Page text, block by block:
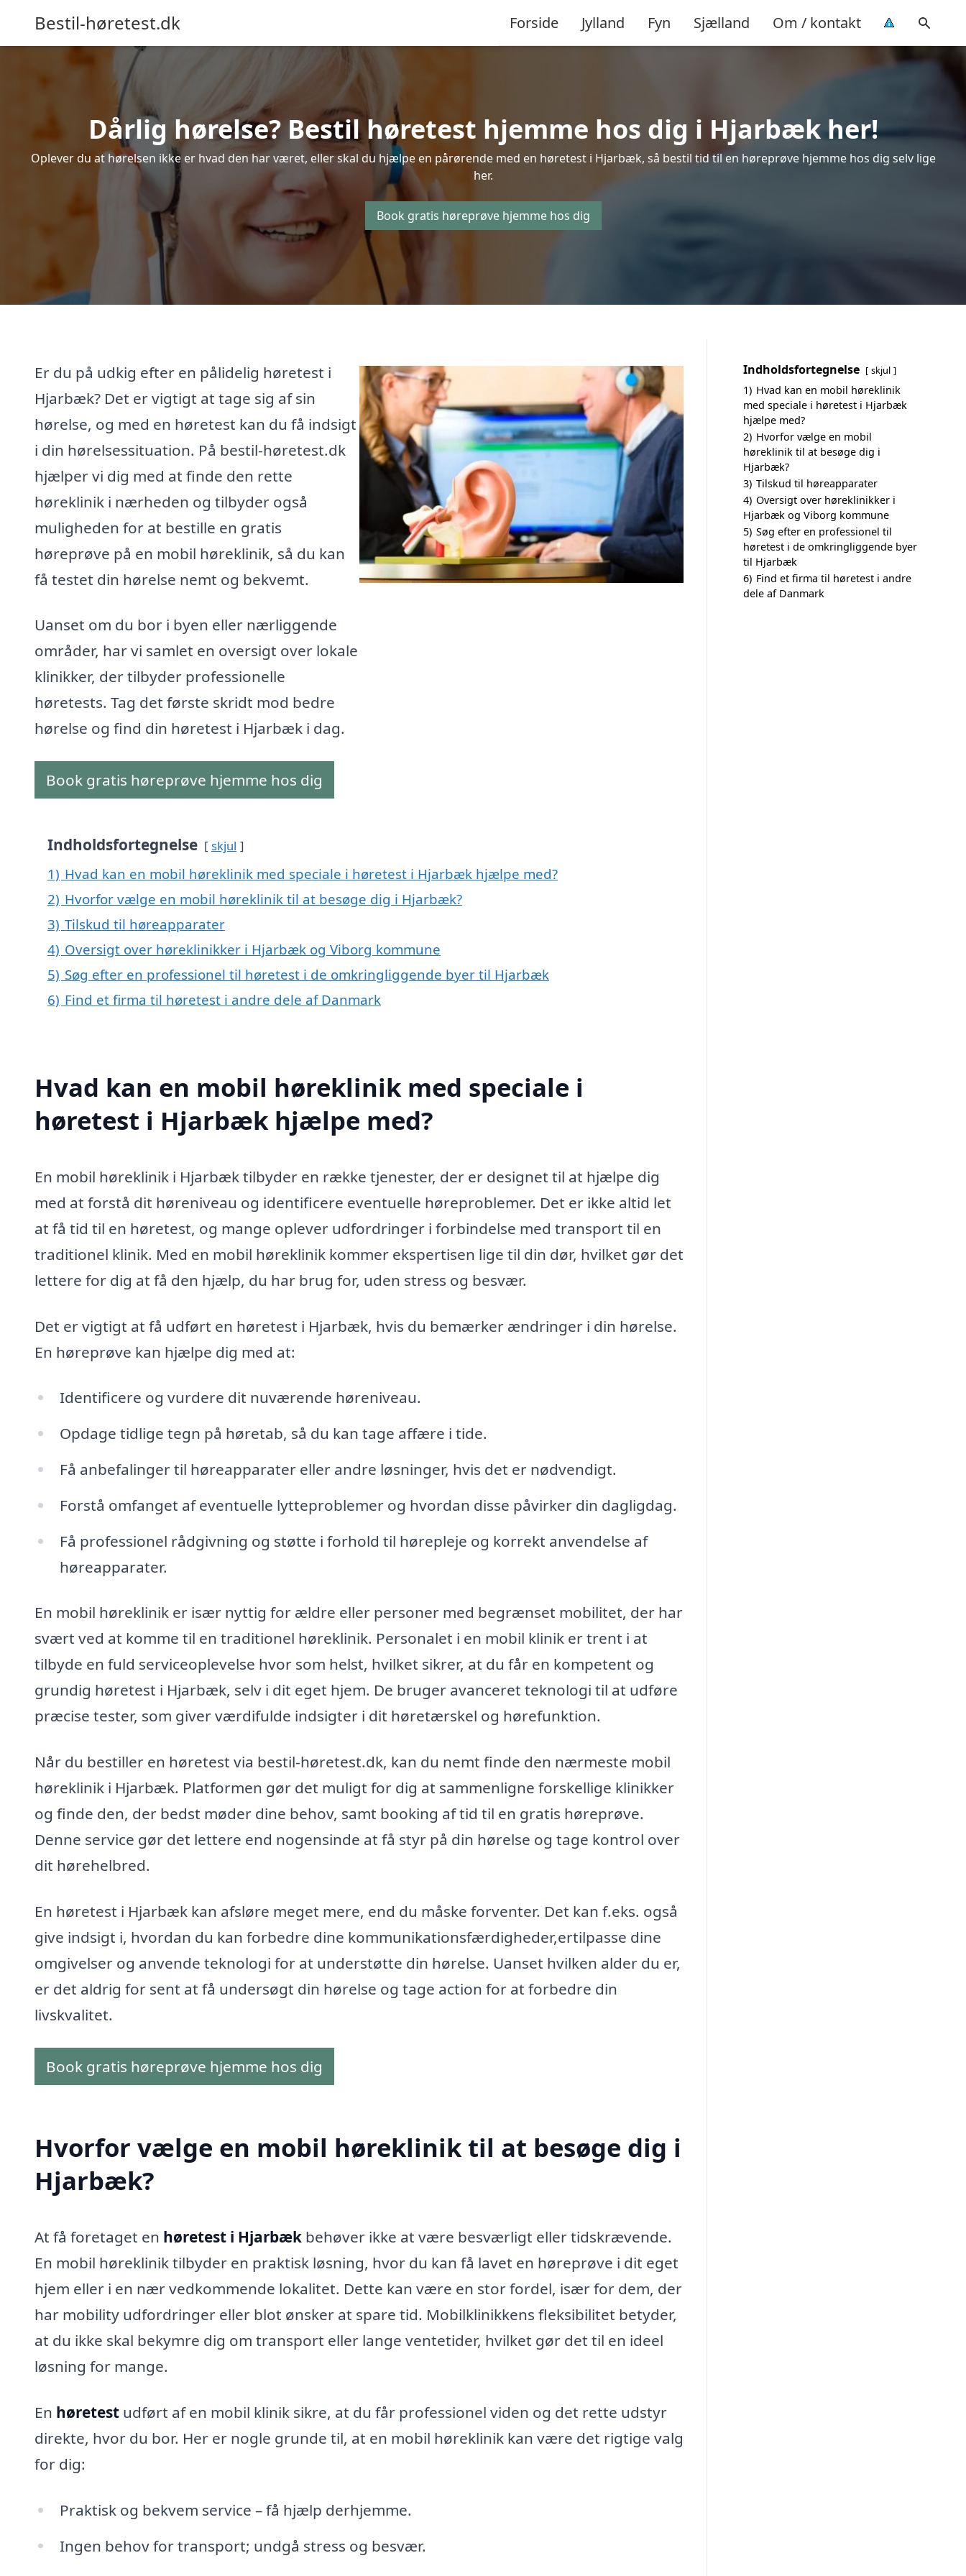
Bestil-høretest.dk Forside Jylland Fyn Sjælland Om / kontakt
Dårlig hørelse? Bestil høretest hjemme hos dig i Hjarbæk her!
Oplever du at hørelsen ikke er hvad den har været, eller skal du hjælpe en pårørende med en høretest i Hjarbæk, så bestil tid til en høreprøve hjemme hos dig selv lige
her.
Book gratis høreprøve hjemme hos dig
Er du på udkig efter en pålidelig høretest i
Hjarbæk? Det er vigtigt at tage sig af sin
hørelse, og med en høretest kan du få indsigt
i din hørelsessituation. På bestil-høretest.dk
hjælper vi dig med at finde den rette
høreklinik i nærheden og tilbyder også
muligheden for at bestille en gratis
høreprøve på en mobil høreklinik, så du kan
få testet din hørelse nemt og bekvemt.
Uanset om du bor i byen eller nærliggende
områder, har vi samlet en oversigt over lokale
klinikker, der tilbyder professionelle
høretests. Tag det første skridt mod bedre
hørelse og find din høretest i Hjarbæk i dag.
Book gratis høreprøve hjemme hos dig
Indholdsfortegnelse skjul
1) Hvad kan en mobil høreklinik med speciale i høretest i Hjarbæk hjælpe med?
2) Hvorfor vælge en mobil høreklinik til at besøge dig i Hjarbæk?
3) Tilskud til høreapparater
4) Oversigt over høreklinikker i Hjarbæk og Viborg kommune
5) Søg efter en professionel til høretest i de omkringliggende byer til Hjarbæk
6) Find et firma til høretest i andre dele af Danmark
Hvad kan en mobil høreklinik med speciale i
høretest i Hjarbæk hjælpe med?
En mobil høreklinik i Hjarbæk tilbyder en række tjenester, der er designet til at hjælpe dig
med at forstå dit høreniveau og identificere eventuelle høreproblemer. Det er ikke altid let
at få tid til en høretest, og mange oplever udfordringer i forbindelse med transport til en
traditionel klinik. Med en mobil høreklinik kommer ekspertisen lige til din dør, hvilket gør det
lettere for dig at få den hjælp, du har brug for, uden stress og besvær.
Det er vigtigt at få udført en høretest i Hjarbæk, hvis du bemærker ændringer i din hørelse.
En høreprøve kan hjælpe dig med at:
Identificere og vurdere dit nuværende høreniveau.
Opdage tidlige tegn på høretab, så du kan tage affære i tide.
Få anbefalinger til høreapparater eller andre løsninger, hvis det er nødvendigt.
Forstå omfanget af eventuelle lytteproblemer og hvordan disse påvirker din dagligdag.
Få professionel rådgivning og støtte i forhold til hørepleje og korrekt anvendelse af
høreapparater.
En mobil høreklinik er især nyttig for ældre eller personer med begrænset mobilitet, der har
svært ved at komme til en traditionel høreklinik. Personalet i en mobil klinik er trent i at
tilbyde en fuld serviceoplevelse hvor som helst, hvilket sikrer, at du får en kompetent og
grundig høretest i Hjarbæk, selv i dit eget hjem. De bruger avanceret teknologi til at udføre
præcise tester, som giver værdifulde indsigter i dit høretærskel og hørefunktion.
Når du bestiller en høretest via bestil-høretest.dk, kan du nemt finde den nærmeste mobil
høreklinik i Hjarbæk. Platformen gør det muligt for dig at sammenligne forskellige klinikker
og finde den, der bedst møder dine behov, samt booking af tid til en gratis høreprøve.
Denne service gør det lettere end nogensinde at få styr på din hørelse og tage kontrol over
dit hørehelbred.
En høretest i Hjarbæk kan afsløre meget mere, end du måske forventer. Det kan f.eks. også
give indsigt i, hvordan du kan forbedre dine kommunikationsfærdigheder,ertilpasse dine
omgivelser og anvende teknologi for at understøtte din hørelse. Uanset hvilken alder du er,
er det aldrig for sent at få undersøgt din hørelse og tage action for at forbedre din
livskvalitet.
Book gratis høreprøve hjemme hos dig
Hvorfor vælge en mobil høreklinik til at besøge dig i
Hjarbæk?
At få foretaget en høretest i Hjarbæk behøver ikke at være besværligt eller tidskrævende.
En mobil høreklinik tilbyder en praktisk løsning, hvor du kan få lavet en høreprøve i dit eget
hjem eller i en nær vedkommende lokalitet. Dette kan være en stor fordel, især for dem, der
har mobility udfordringer eller blot ønsker at spare tid. Mobilklinikkens fleksibilitet betyder,
at du ikke skal bekymre dig om transport eller lange ventetider, hvilket gør det til en ideel
løsning for mange.
En høretest udført af en mobil klinik sikre, at du får professionel viden og det rette udstyr
direkte, hvor du bor. Her er nogle grunde til, at en mobil høreklinik kan være det rigtige valg
for dig:
Praktisk og bekvem service – få hjælp derhjemme.
Ingen behov for transport; undgå stress og besvær.
Indholdsfortegnelse skjul
1) Hvad kan en mobil høreklinik
med speciale i høretest i Hjarbæk
hjælpe med?
2) Hvorfor vælge en mobil
høreklinik til at besøge dig i
Hjarbæk?
3) Tilskud til høreapparater
4) Oversigt over høreklinikker i
Hjarbæk og Viborg kommune
5) Søg efter en professionel til
høretest i de omkringliggende byer
til Hjarbæk
6) Find et firma til høretest i andre
dele af Danmark